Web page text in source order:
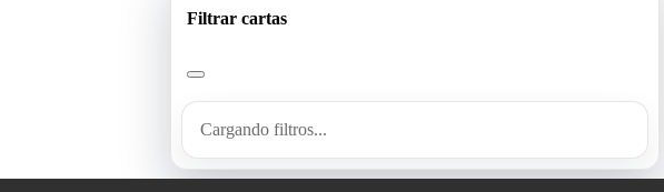
Filtrar cartas
Cargando filtros...